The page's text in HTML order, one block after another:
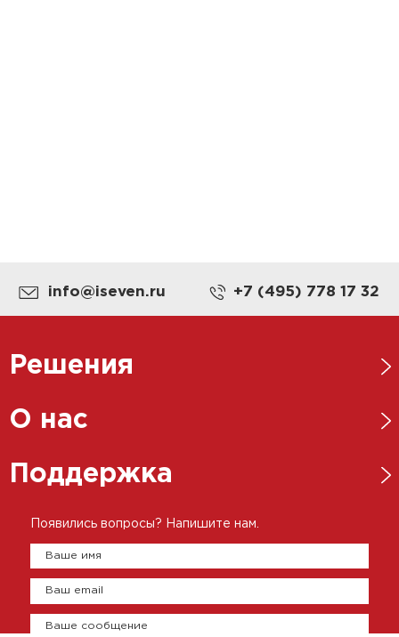
info@iseven.ru +7 (495) 778 17 32
Решения
Нефтегазовая отрасль
Энергетика
О нас
Новости
История
Представительства
Оплата и доставка
Контакты
Поддержка
Каталоги
Брошюры
Сертификаты
Появились вопросы? Напишите нам.
Ваше имя
Ваш email
Ваше сообщение